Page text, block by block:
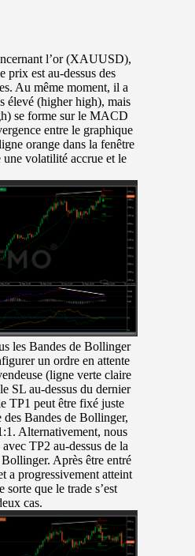
l’or (XAUUSD),
prix est au-dessus des
Au même moment, il a
élevé (higher high), mais
se forme sur le MACD
entre le graphique
orange dans la fenêtre
volatilité accrue et le
les Bandes de Bollinger
un ordre en attente
(ligne verte claire
SL au-dessus du dernier
TP1 peut être fixé juste
des Bandes de Bollinger,
Alternativement, nous
TP2 au-dessus de la
Après être entré
a progressivement atteint
que le trade s’est
cas.